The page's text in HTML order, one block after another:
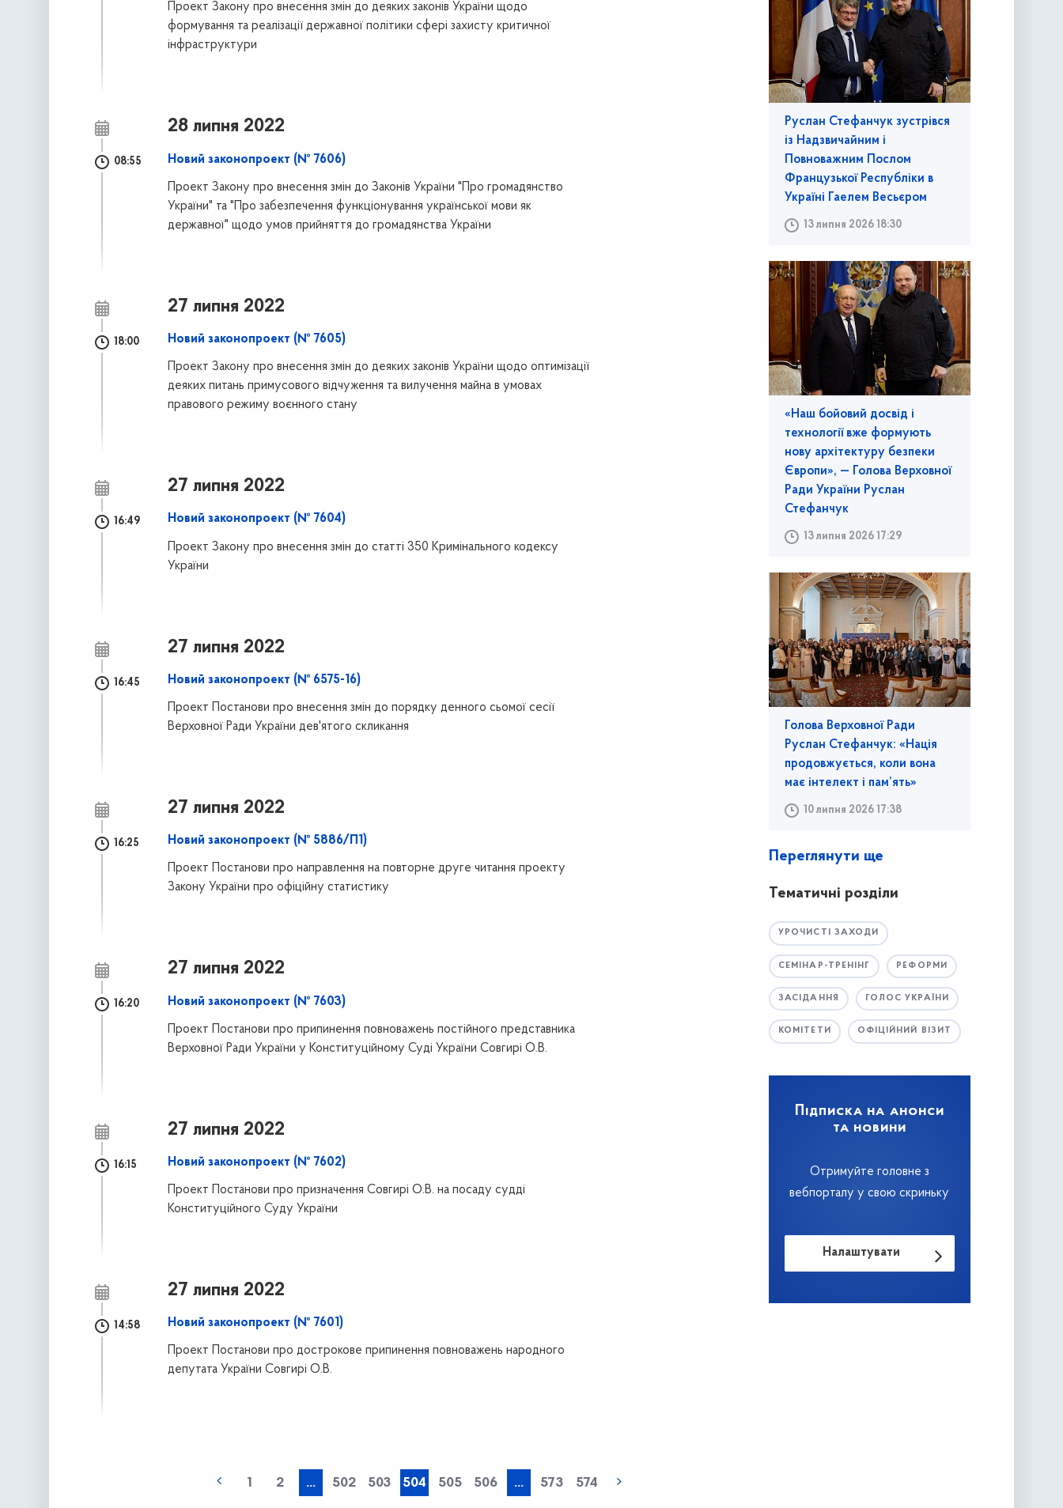
Проект Закону про внесення змін до деяких законів України щодо
формування та реалізації державної політики сфері захисту критичної
інфраструктури
28 липня 2022
08:55 Новий законопроект (№ 7606)
Проект Закону про внесення змін до Законів України "Про громадянство
України" та "Про забезпечення функціонування української мови як
державної" щодо умов прийняття до громадянства України
27 липня 2022
18:00 Новий законопроект (№ 7605)
Проект Закону про внесення змін до деяких законів України щодо оптимізації
деяких питань примусового відчуження та вилучення майна в умовах
правового режиму воєнного стану
27 липня 2022
16:49 Новий законопроект (№ 7604)
Проект Закону про внесення змін до статті 350 Кримінального кодексу
України
27 липня 2022
16:45 Новий законопроект (№ 6575-16)
Проект Постанови про внесення змін до порядку денного сьомої сесії
Верховної Ради України дев'ятого скликання
27 липня 2022
16:25 Новий законопроект (№ 5886/П1)
Проект Постанови про направлення на повторне друге читання проекту
Закону України про офіційну статистику
27 липня 2022
16:20 Новий законопроект (№ 7603)
Проект Постанови про припинення повноважень постійного представника
Верховної Ради України у Конституційному Суді України Совгирі О.В.
27 липня 2022
16:15 Новий законопроект (№ 7602)
Проект Постанови про призначення Совгирі О.В. на посаду судді
Конституційного Суду України
27 липня 2022
14:58 Новий законопроект (№ 7601)
Проект Постанови про дострокове припинення повноважень народного
депутата України Совгирі О.В.
« попередня
1 2 ... 502 503 504 505 506 ... 573 574
наступна »
Руслан Стефанчук зустрівся
із Надзвичайним і
Повноважним Послом
Французької Республіки в
Україні Гаелем Весьєром
13 липня 2026 18:30
«Наш бойовий досвід і
технології вже формують
нову архітектуру безпеки
Європи», — Голова Верховної
Ради України Руслан
Стефанчук
13 липня 2026 17:29
Голова Верховної Ради
Руслан Стефанчук: «Нація
продовжується, коли вона
має інтелект і пам’ять»
10 липня 2026 17:38
Переглянути ще
Тематичні розділи
УРОЧИСТІ ЗАХОДИ
СЕМІНАР-ТРЕНІНГ РЕФОРМИ
ЗАСІДАННЯ ГОЛОС УКРАЇНИ
КОМІТЕТИ ОФІЦІЙНИЙ ВІЗИТ
Підписка на анонси
та новини
Отримуйте головне з
вебпорталу у свою скриньку
Налаштувати